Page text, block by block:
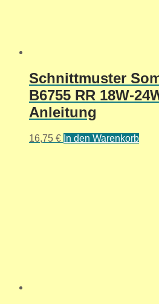
Schnittmuster
B6755 RR 18W-
Anleitung
16,75 € In den Warenkorb